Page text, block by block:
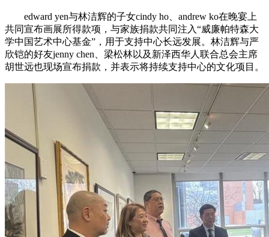
edward yen与林洁辉的子女cindy ho、andrew ko在晚宴上
共同宣布画展所得款项，与家族捐款共同注入“威廉帕特森大
学中国艺术中心基金”，用于支持中心长远发展。林洁辉与严
欣铠的好友jenny chen、梁松林以及新泽西华人联合总会主席
胡世远也现场宣布捐款，并表示将持续支持中心的文化项目。